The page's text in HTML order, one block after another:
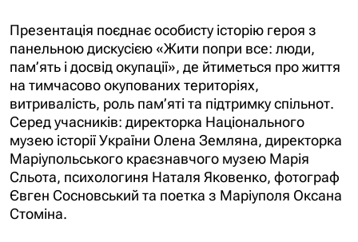
Презентація поєднає особисту історію героя з
панельною дискусією «Жити попри все: люди,
пам’ять і досвід окупації», де йтиметься про життя
на тимчасово окупованих територіях,
витривалість, роль пам’яті та підтримку спільнот.
Серед учасників: директорка Національного
музею історії України Олена Земляна, директорка
Маріупольського краєзнавчого музею Марія
Сльота, психологиня Наталя Яковенко, фотограф
Євген Сосновський та поетка з Маріуполя Оксана
Стоміна.